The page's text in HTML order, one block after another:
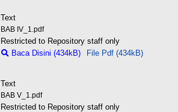
Text
BAB IV_1.pdf
Restricted to Repository staff only
Baca Disini (434kB)
File Pdf (434kB)
Text
BAB V_1.pdf
Restricted to Repository staff only